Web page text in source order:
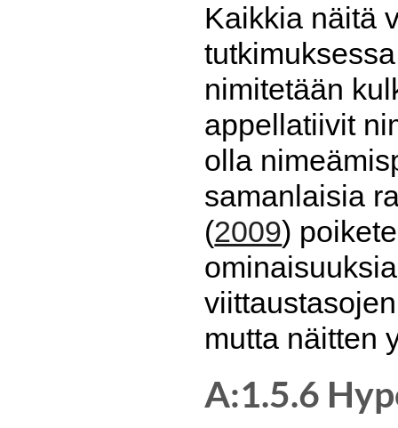
Kaikkia näitä
nimitetään
appellatiivit
olla
samanlaisia
(2009)
mutta näitten
A:1.5.6